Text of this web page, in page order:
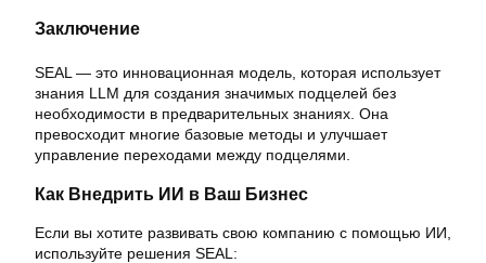
Заключение
SEAL — это инновационная модель, которая использует
знания LLM для создания значимых подцелей без
необходимости в предварительных знаниях. Она
превосходит многие базовые методы и улучшает
управление переходами между подцелями.
Как Внедрить ИИ в Ваш Бизнес
Если вы хотите развивать свою компанию с помощью ИИ,
используйте решения SEAL: